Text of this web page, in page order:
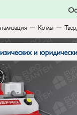
Котлы
и